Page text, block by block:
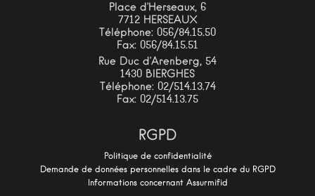
Place d’Herseaux, 6
7712 HERSEAUX
Téléphone: 056/84.15.50
Fax: 056/84.15.51
Rue Duc d’Arenberg, 54
1430 BIERGHES
Téléphone: 02/514.13.74
Fax: 02/514.13.75
RGPD
Politique de confidentialité
Demande de données personnelles dans le cadre du RGPD
Informations concernant Assurmifid